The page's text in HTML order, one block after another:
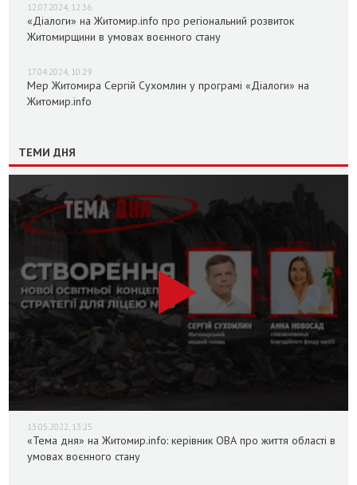
12.07.2024, 12:36
«Діалоги» на Житомир.info про регіональний розвиток
Житомирщини в умовах воєнного стану
17.04.2024, 10:29
Мер Житомира Сергій Сухомлин у програмі «Діалоги» на
Житомир.info
ТЕМИ ДНЯ
13.05.2022, 13:25
«Тема дня» на Житомир.info: керівник ОВА про життя області в
умовах воєнного стану